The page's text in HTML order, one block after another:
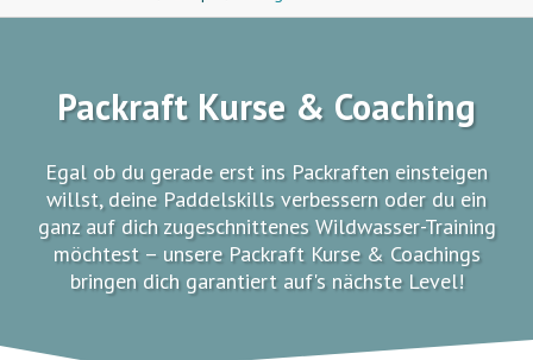
Packraft Kurse & Coaching
Egal ob du gerade erst ins Packraften einsteigen
willst, deine Paddelskills verbessern oder du ein
ganz auf dich zugeschnittenes Wildwasser-Training
möchtest – unsere Packraft Kurse & Coachings
bringen dich garantiert auf's nächste Level!